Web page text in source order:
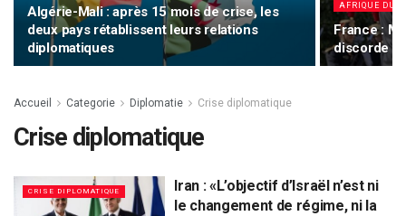
Algérie-Mali : après 15 mois de crise, les
deux pays rétablissent leurs relations
diplomatiques
AFRIQUE DU
France :
discorde
Accueil Categorie Diplomatie Crise diplomatique
Crise diplomatique
CRISE DIPLOMATIQUE
Iran : «L’objectif d’Israël n’est ni
le changement de régime, ni la